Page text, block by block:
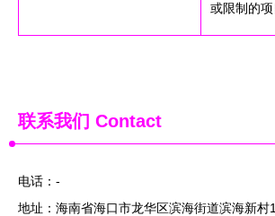
或限制的项
联系我们 Contact
电话：-
地址：海南省海口市龙华区滨海街道滨海新村